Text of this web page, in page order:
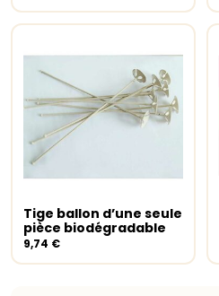
Ajouter au panier
Tige ballon d’une seule
pièce biodégradable
9,74 €